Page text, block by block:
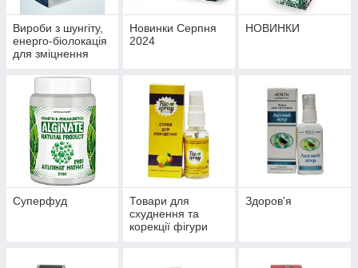
Вироби з шунгіту,
енерго-біолокація
для зміцнення
профілактики
хвороб
Новинки Серпня
2024
НОВИНКИ
Суперфуд
Товари для
схуднення та
корекції фігури
Здоров'я